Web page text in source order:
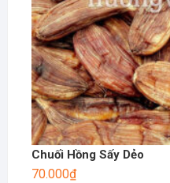
Chuối Hồng Sấy Dẻo
70.000₫